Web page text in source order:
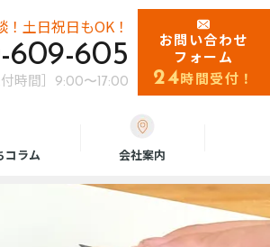
土日祝日もOK！
605
時間］ 9:00〜17:00
お問い合わせ
フォーム
24時間受付！
コラム 会社案内